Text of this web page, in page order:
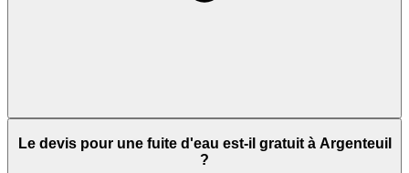
Le devis pour une fuite d'eau est-il gratuit à Argenteuil
?